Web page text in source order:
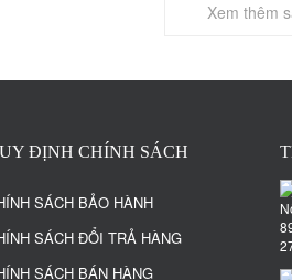
Xem thêm
ĐỊNH CHÍNH SÁCH
SÁCH BẢO HÀNH
SÁCH ĐỔI TRẢ HÀNG
SÁCH BÁN HÀNG